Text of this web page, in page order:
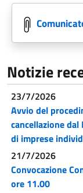
Notizie
23/7/2026
Avvio del
cancellazione
di imprese
21/7/2026
Convocazione
ore 11.00